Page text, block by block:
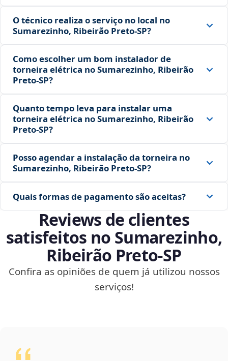
O técnico realiza o serviço no local no
Sumarezinho, Ribeirão Preto‑SP?
Como escolher um bom instalador de
torneira elétrica no Sumarezinho, Ribeirão
Preto‑SP?
Quanto tempo leva para instalar uma
torneira elétrica no Sumarezinho, Ribeirão
Preto‑SP?
Posso agendar a instalação da torneira no
Sumarezinho, Ribeirão Preto‑SP?
Quais formas de pagamento são aceitas?
Reviews de clientes
satisfeitos no Sumarezinho,
Ribeirão Preto‑SP
Confira as opiniões de quem já utilizou nossos
serviços!